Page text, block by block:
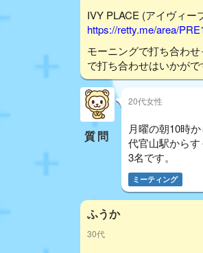
IVY PLACE (アイヴィー
https://retty.me/area/
モーニングで打ち合わ
で打ち合わせはいかが
質問
20代女性
月曜の朝10時
代官山駅からす
3名です。
ミーティング
ふうか
30代